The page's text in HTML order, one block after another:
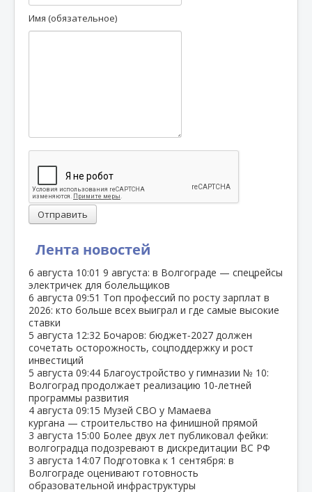
Лента новостей
6 августа 10:01 9 августа: в Волгограде — спецрейсы
электричек для болельщиков
6 августа 09:51 Топ профессий по росту зарплат в
2026: кто больше всех выиграл и где самые высокие
ставки
5 августа 12:32 Бочаров: бюджет‑2027 должен
сочетать осторожность, соцподдержку и рост
инвестиций
5 августа 09:44 Благоустройство у гимназии № 10:
Волгоград продолжает реализацию 10‑летней
программы развития
4 августа 09:15 Музей СВО у Мамаева
кургана — строительство на финишной прямой
3 августа 15:00 Более двух лет публиковал фейки:
волгоградца подозревают в дискредитации ВС РФ
3 августа 14:07 Подготовка к 1 сентября: в
Волгограде оценивают готовность
образовательной инфраструктуры
Имя (обязательное)
Отправить